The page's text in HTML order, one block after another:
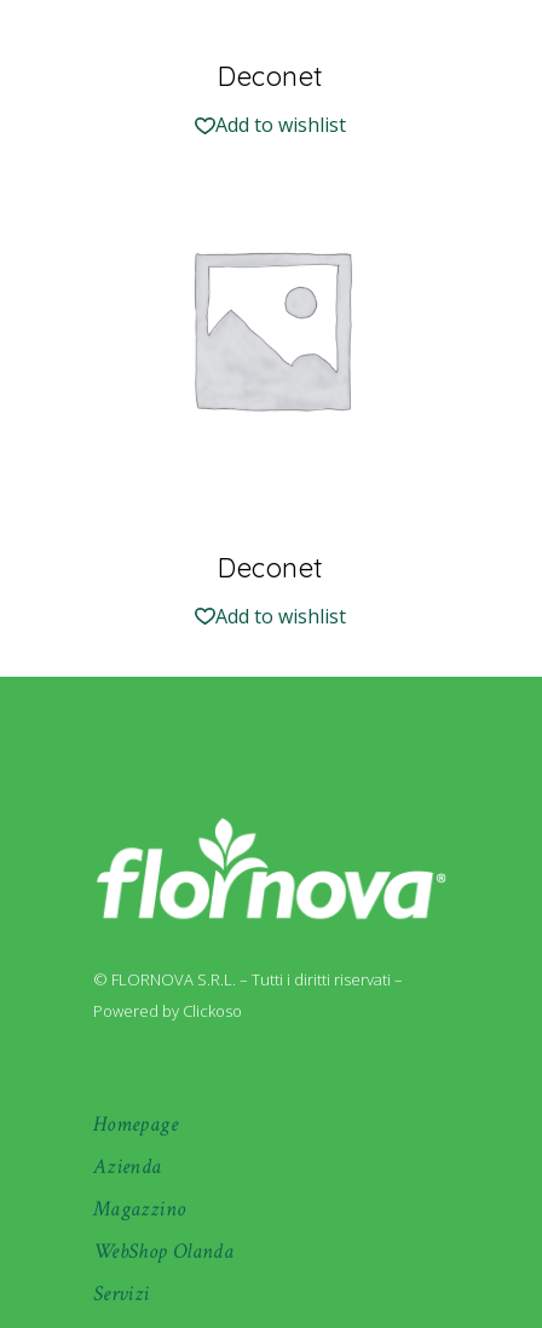
Deconet
Add to wishlist
Deconet
Add to wishlist
© FLORNOVA S.R.L. – Tutti i diritti riservati –
Powered by Clickoso
Homepage
Azienda
Magazzino
WebShop Olanda
Servizi